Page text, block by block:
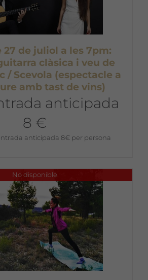
27 de juliol a les 7pm:
clàsica i veu de
/ Scevola (espectacle a
amb tast de vins)
anticipada
8 €
anticipada 8€ per persona
No disponible